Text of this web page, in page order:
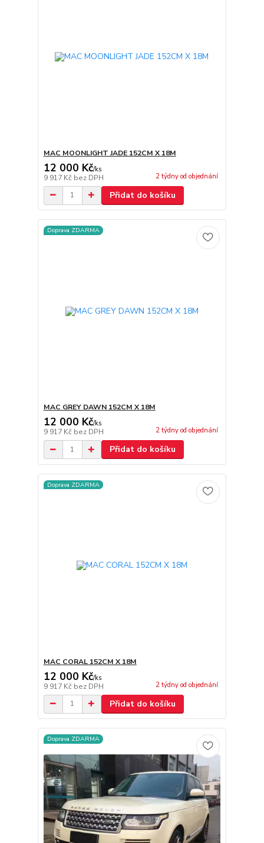
MAC MOONLIGHT JADE 152CM X 18M
12 000 Kč/ks
9 917 Kč bez DPH 2 týdny od objednání
Přidat do košíku
Doprava ZDARMA
MAC GREY DAWN 152CM X 18M
12 000 Kč/ks
9 917 Kč bez DPH 2 týdny od objednání
Přidat do košíku
Doprava ZDARMA
MAC CORAL 152CM X 18M
12 000 Kč/ks
9 917 Kč bez DPH 2 týdny od objednání
Přidat do košíku
Doprava ZDARMA